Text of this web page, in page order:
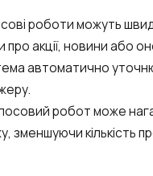
роботи можуть
про акції, новини або
автоматично
робот може
зменшуючи кількість